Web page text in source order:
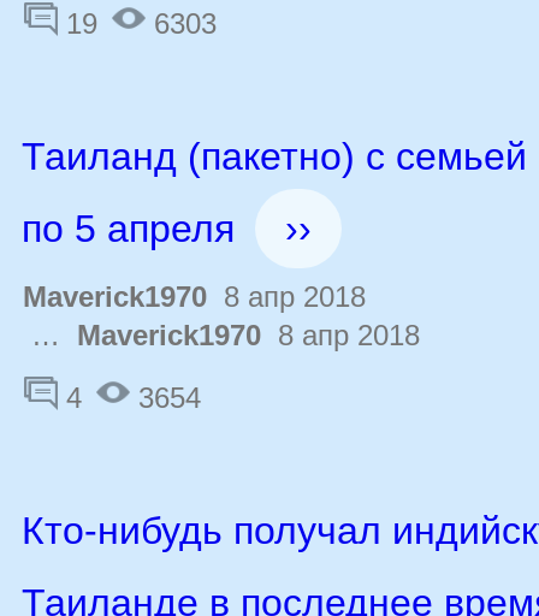
19 6303
Таиланд (пакетно) с
по 5 апреля
››
Maverick1970 8 апр 2018
… Maverick1970 8 апр 2018
4
3654
Кто-нибудь получал
Таиланде в последнее